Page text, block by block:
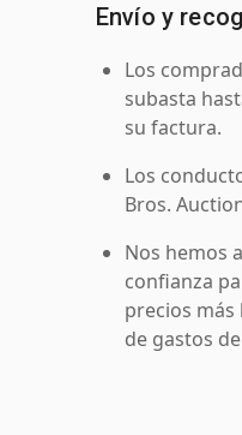
Envío y
Los
subasta
su factura.
Los
Bros.
Nos hemos
confianza
precios más
de gastos